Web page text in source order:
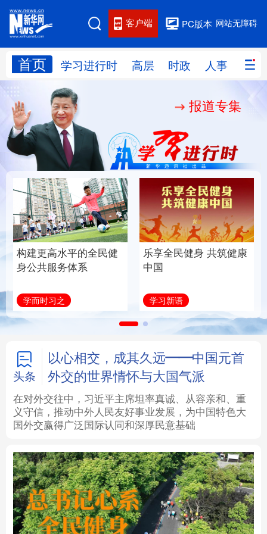
网站无障碍
PC版本
客户端
首页 学习进行时 高层 时政 人事 国际
网站地图
学习进行时 人事
国际 财经 网评
思客智库 全球连线 教育
科技 科创 量子 体育
文化 书画 健康 军事
访谈 视频 图片 政务
信息化 数字经济
学术中国 乡村振兴 银龄 溯源中国
城市 旅游 能源
彩票 娱乐 时尚 悦读
文化产业
地方频道
报道专集
构建更高水平的全民健
身公共服务体系
学而时习之
乐享全民健身 共筑健康
中国
学习新语
头条
以心相交，成其久远——中国元首
外交的世界情怀与大国气派
在对外交往中，习近平主席坦率真诚、从容亲和、重
义守信，推动中外人民友好事业发展，为中国特色大
国外交赢得广泛国际认同和深厚民意基础